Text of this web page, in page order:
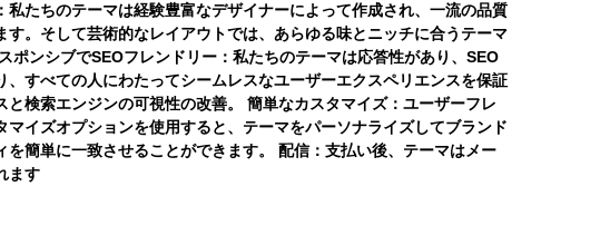
私たちのテーマは経験豊富なデザイナーによって作成され、一流の品質
す。そして芸術的なレイアウトでは、あらゆる味とニッチに合うテーマ
ポンシブでSEOフレンドリー： 私たちのテーマは応答性があり、SEO
、すべての人にわたってシームレスなユーザーエクスペリエンスを保証
と検索エンジンの可視性の改善。 簡単なカスタマイズ： ユーザーフレ
マイズオプションを使用すると、テーマをパーソナライズしてブランド
を簡単に一致させることができます。 配信： 支払い後、テーマはメー
ます